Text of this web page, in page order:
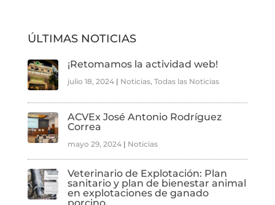
ÚLTIMAS NOTICIAS
¡Retomamos la actividad web!
julio 18, 2024| Noticias, Todas las Noticias
ACVEx José Antonio Rodríguez
Correa
mayo 29, 2024| Noticias
Veterinario de Explotación: Plan
sanitario y plan de bienestar animal
en explotaciones de ganado